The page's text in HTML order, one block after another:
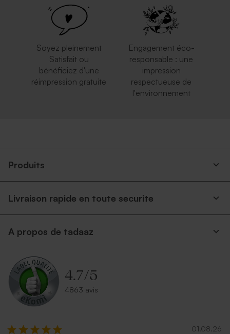
Soyez pleinement
Satisfait ou
bénéficiez d'une
réimpression gratuite
Engagement éco-
responsable : une
impression
respectueuse de
l'environnement
Produits
Livraison rapide en toute securite
A propos de tadaaz
4.7/5
4863 avis
01.08.26